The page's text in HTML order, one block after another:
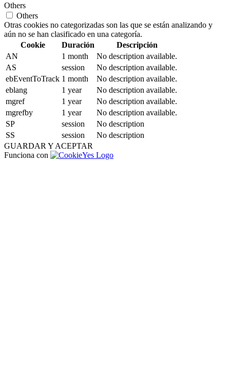
Others
Others
Otras cookies no categorizadas son las que se están analizando y
aún no se han clasificado en una categoría.
Cookie
Duración
Descripción
AN
1 month
No description available.
AS
session
No description available.
ebEventToTrack 1 month
No description available.
eblang
1 year
No description available.
mgref
1 year
No description available.
mgrefby
1 year
No description available.
SP
session
No description
SS
session
No description
GUARDAR Y ACEPTAR
Funciona con